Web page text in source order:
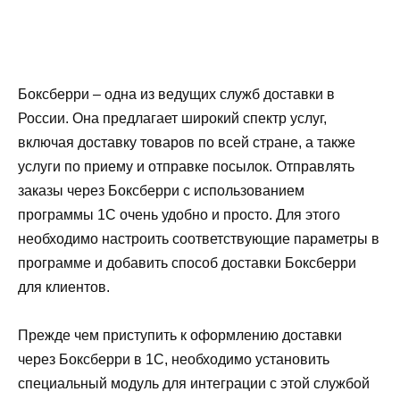
Боксберри – одна из ведущих служб доставки в
России. Она предлагает широкий спектр услуг,
включая доставку товаров по всей стране, а также
услуги по приему и отправке посылок. Отправлять
заказы через Боксберри с использованием
программы 1С очень удобно и просто. Для этого
необходимо настроить соответствующие параметры в
программе и добавить способ доставки Боксберри
для клиентов.
Прежде чем приступить к оформлению доставки
через Боксберри в 1С, необходимо установить
специальный модуль для интеграции с этой службой